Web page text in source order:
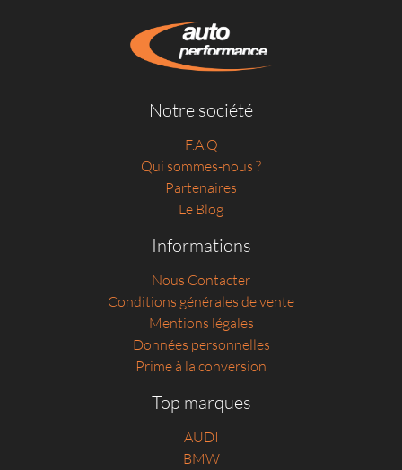
Notre société
F.A.Q
Qui sommes-nous ?
Partenaires
Le Blog
Informations
Nous Contacter
Conditions générales de vente
Mentions légales
Données personnelles
Prime à la conversion
Top marques
AUDI
BMW